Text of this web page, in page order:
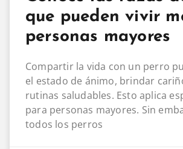
que pueden vivir
personas mayores
Compartir la vida con un perro
el estado de ánimo, brindar
rutinas saludables. Esto aplica
para personas mayores. Sin
todos los perros